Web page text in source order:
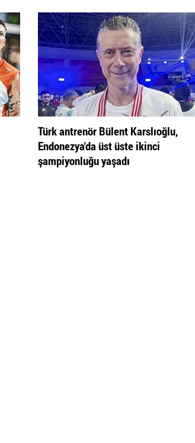
Türk antrenör Bülent Karslıoğlu,
Endonezya'da üst üste ikinci
şampiyonluğu yaşadı